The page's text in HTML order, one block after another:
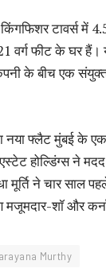
किंगफिशर टावर्स
फीट के घर हैं।
के बीच एक
का नया फ्लैट मुंबई
होल्डिंग्स ने
मूर्ति ने चार
मजूमदार-शॉ और
Murthy